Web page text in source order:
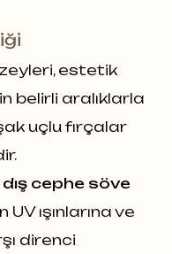
estetik
belirli aralıklarla
uçlu fırçalar
dış cephe söve
ışınlarına ve
direnci